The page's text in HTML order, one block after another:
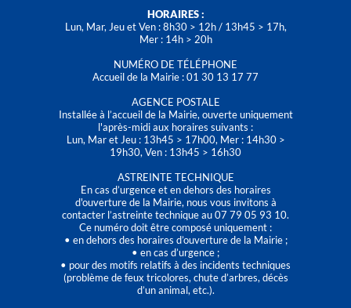
HORAIRES :
Lun, Mar, Jeu et Ven : 8h30 > 12h / 13h45 > 17h,
Mer : 14h > 20h
NUMÉRO DE TÉLÉPHONE
Accueil de la Mairie : 01 30 13 17 77
AGENCE POSTALE
Installée à l’accueil de la Mairie, ouverte uniquement
l'après-midi aux horaires suivants :
Lun, Mar et Jeu : 13h45 > 17h00, Mer : 14h30 >
19h30, Ven : 13h45 > 16h30
ASTREINTE TECHNIQUE
En cas d’urgence et en dehors des horaires
d'ouverture de la Mairie, nous vous invitons à
contacter l’astreinte technique au 07 79 05 93 10.
Ce numéro doit être composé uniquement :
• en dehors des horaires d’ouverture de la Mairie ;
• en cas d’urgence ;
• pour des motifs relatifs à des incidents techniques
(problème de feux tricolores, chute d’arbres, décès
d’un animal, etc.).